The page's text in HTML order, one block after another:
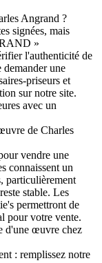
Angrand ?
signées, mais
»
l'authenticité de
demander une
priseurs et
sur notre site.
avec un
de Charles
vendre une
connaissent un
particulièrement
stable. Les
permettront de
pour votre vente.
d'une œuvre chez
: remplissez notre